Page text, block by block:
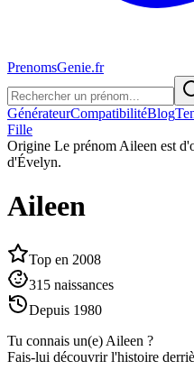
PrenomsGenie.fr
GénérateurCompatibilitéBlog
Fille
Origine Le prénom Aileen est
d'Évelyn.
Aileen
Top en 2008
315 naissances
Depuis 1980
Tu connais un(e) Aileen ?
Fais-lui découvrir l'histoire